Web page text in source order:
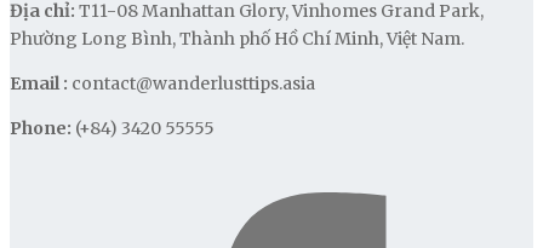
Địa chỉ: T11-08 Manhattan Glory, Vinhomes Grand Park,
Phường Long Bình, Thành phố Hồ Chí Minh, Việt Nam.
Email : contact@wanderlusttips.asia
Phone: (+84) 3420 55555